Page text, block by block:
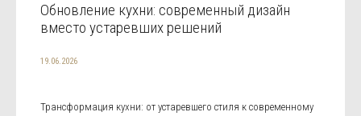
Обновление кухни: современный дизайн
вместо устаревших решений
19.06.2026
Трансформация кухни: от устаревшего стиля к современному